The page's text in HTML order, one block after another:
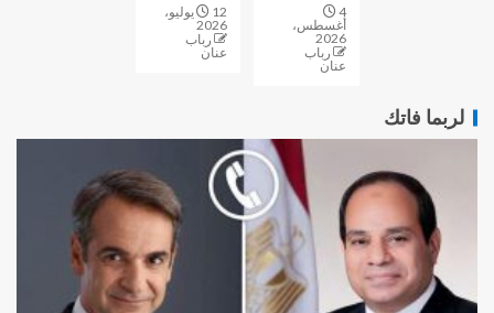
4
أغسطس،
2026
رباب
عنان
12 يوليو،
2026
رباب
عنان
لربما فاتك